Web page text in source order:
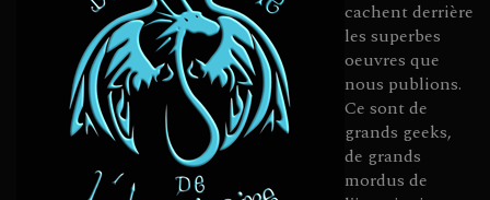
cachent derrière
les superbes
oeuvres que
nous publions.
Ce sont de
grands geeks,
de grands
mordus de